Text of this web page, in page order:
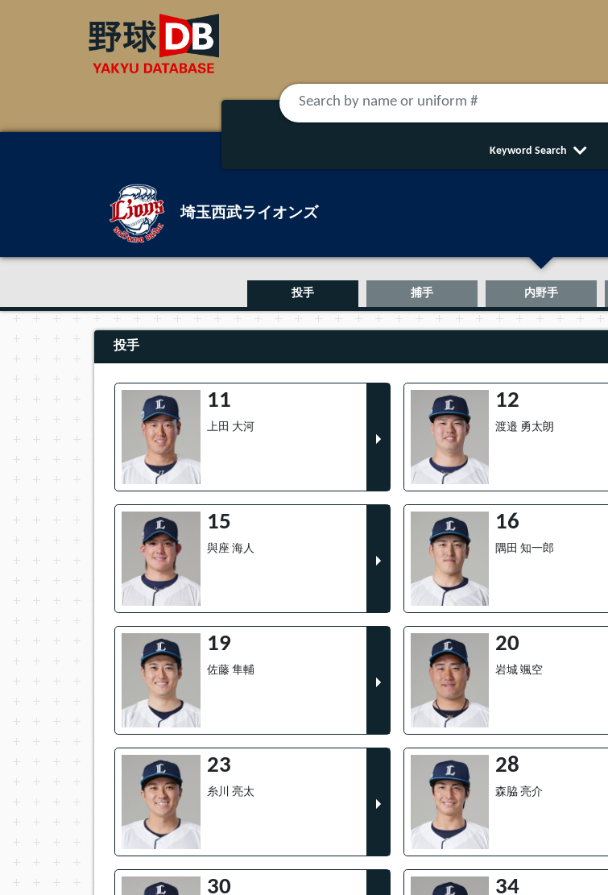
Keyword Search
埼玉西武ライオンズ
投手 捕手 内野手
投手
11
上田 大河
12
渡邉 勇太朗
15
與座 海人
16
隅田 知一郎
19
佐藤 隼輔
20
岩城 颯空
23
糸川 亮太
28
森脇 亮介
30 34